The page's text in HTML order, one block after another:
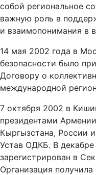
собой региональное
важную роль в
и взаимопонимания в
14 мая 2002 года в
безопасности было
Договору о
международной
7 октября 2002 в
президентами
Кыргызстана, России
Устав ОДКБ. В
зарегистрирован в
Организация